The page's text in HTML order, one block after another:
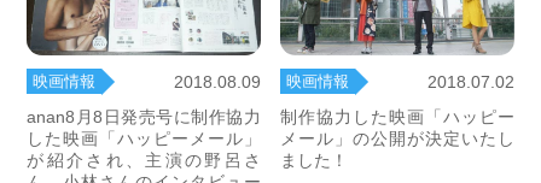
映画情報
2018.08.09
anan8月8日発売号に制作協力
した映画「ハッピーメール」
が紹介され、主演の野呂さ
映画情報
2018.07.02
制作協力した映画「ハッピー
メール」の公開が決定いたし
ました！